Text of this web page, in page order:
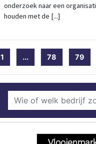
onderzoek naar een
houden met de [...]
1 ... 78 79